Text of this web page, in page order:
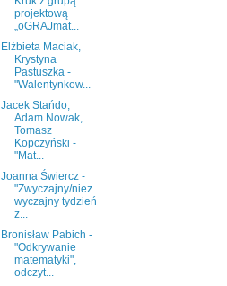
projektową
„oGRAJmat...
Elżbieta Maciak,
Krystyna
Pastuszka -
"Walentynkow...
Jacek Stańdo,
Adam Nowak,
Tomasz
Kopczyński -
"Mat...
Joanna Świercz -
"Zwyczajny/niez
wyczajny tydzień
z...
Bronisław Pabich -
"Odkrywanie
matematyki",
odczyt...